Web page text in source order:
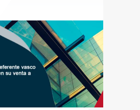
desde el origen.
de gestión de
alinea con la
de IA soberana
a ALIA.